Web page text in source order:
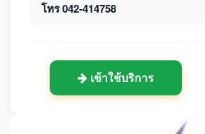
โทร 042-414758
เข้าใช้บริการ